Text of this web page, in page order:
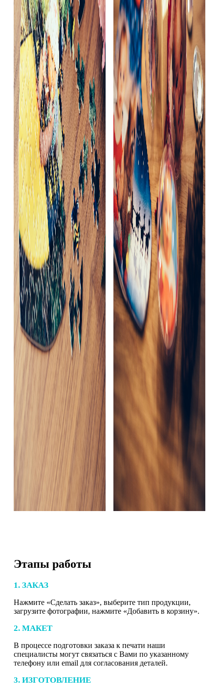
Этапы работы
1. ЗАКАЗ
Нажмите «Сделать заказ», выберите тип продукции,
загрузите фотографии, нажмите «Добавить в корзину».
2. МАКЕТ
В процессе подготовки заказа к печати наши
специалисты могут связаться с Вами по указанному
телефону или email для согласования деталей.
3. ИЗГОТОВЛЕНИЕ